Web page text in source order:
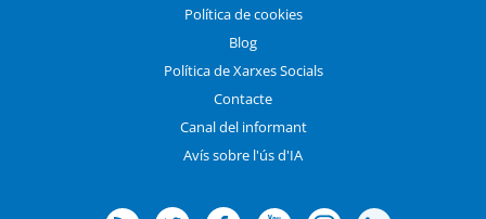
Política de cookies
Blog
Política de Xarxes Socials
Contacte
Canal del informant
Avís sobre l'ús d'IA